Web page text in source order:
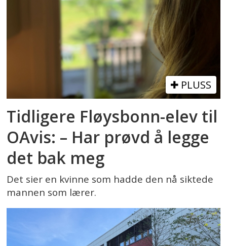
PLUSS
Tidligere Fløysbonn-elev til
OAvis: – Har prøvd å legge
det bak meg
Det sier en kvinne som hadde den nå siktede
mannen som lærer.